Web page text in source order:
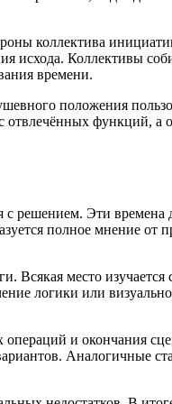
коллектива
исхода. Коллективы
времени.
положения
функций, а
с решением. Эти
полное мнение от
Всякая место
логики или
и окончания
Аналогичные